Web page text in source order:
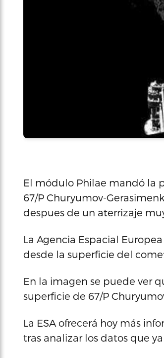
El módulo Philae mandó la
67/P Churyumov-
despues de un aterrizaje
La Agencia Espacial
desde la superficie del
En la imagen se puede ver
superficie de 67/P
La ESA ofrecerá hoy más
tras analizar los datos que